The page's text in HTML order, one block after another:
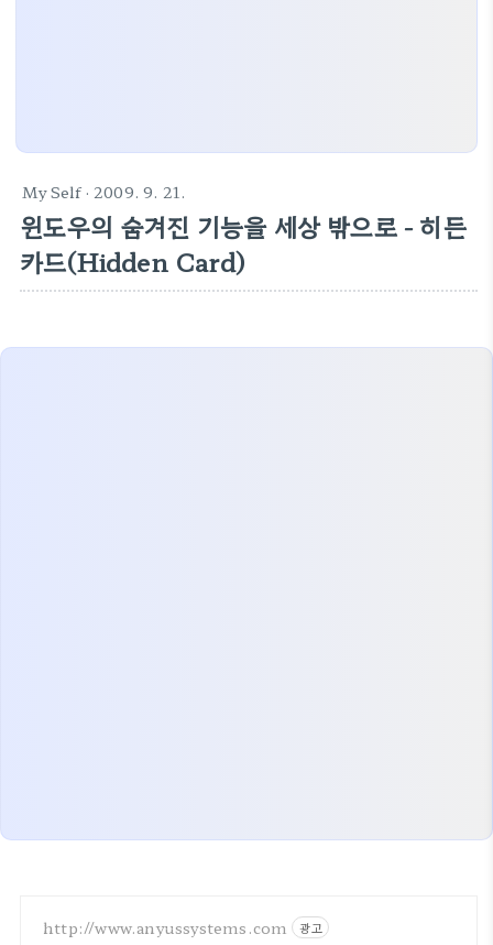
My Self· 2009. 9. 21.
윈도우의 숨겨진 기능을 세상 밖으로 - 히든
카드(Hidden Card)
http://www.anyussystems.com 광고